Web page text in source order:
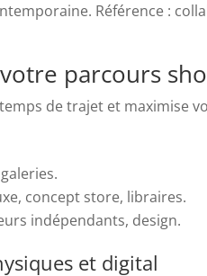
Référence :
parcours
de trajet et maximise
concept store, libraires.
indépendants, design.
et digital